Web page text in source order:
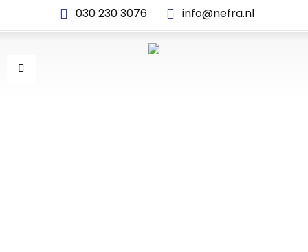
030 230 3076 info@nefra.nl